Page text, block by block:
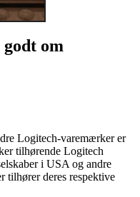
godt om
Logitech-varemærker er
tilhørende Logitech
i USA og andre
tilhører deres respektive